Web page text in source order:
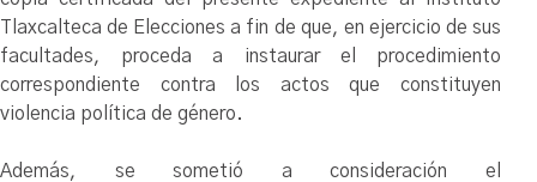
Tlaxcalteca de Elecciones a fin de que, en ejercicio de sus
facultades, proceda a instaurar el procedimiento
correspondiente contra los actos que constituyen
violencia política de género.
Además, se sometió a consideración el